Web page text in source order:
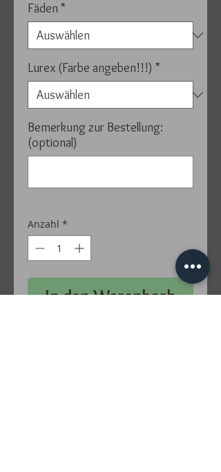
Fäden*
Lurex (Farbe angeben!!!) *
Bemerkung zur Bestellung:
(optional)
Anzahl *
In den Warenkorb